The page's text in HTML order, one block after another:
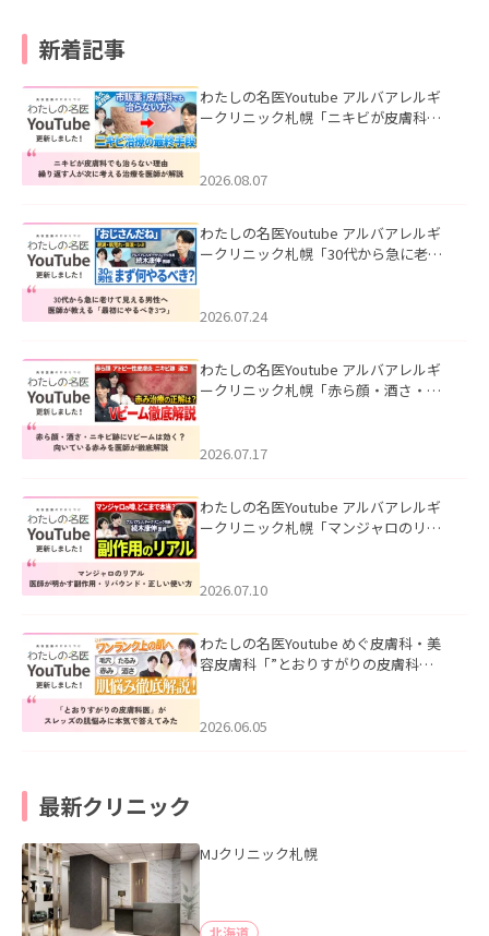
新着記事
わたしの名医Youtube アルバアレルギ
ークリニック札幌「ニキビが皮膚科で
ました。
2026.08.07
わたしの名医Youtube アルバアレルギ
ークリニック札幌「30代から急に老け
た。
2026.07.24
わたしの名医Youtube アルバアレルギ
ークリニック札幌「赤ら顔・酒さ・ニ
した。
2026.07.17
わたしの名医Youtube アルバアレルギ
ークリニック札幌「マンジャロのリア
た。
2026.07.10
わたしの名医Youtube めぐ皮膚科・美
容皮膚科「”とおりすがりの皮膚科
2026.06.05
最新クリニック
MJクリニック札幌